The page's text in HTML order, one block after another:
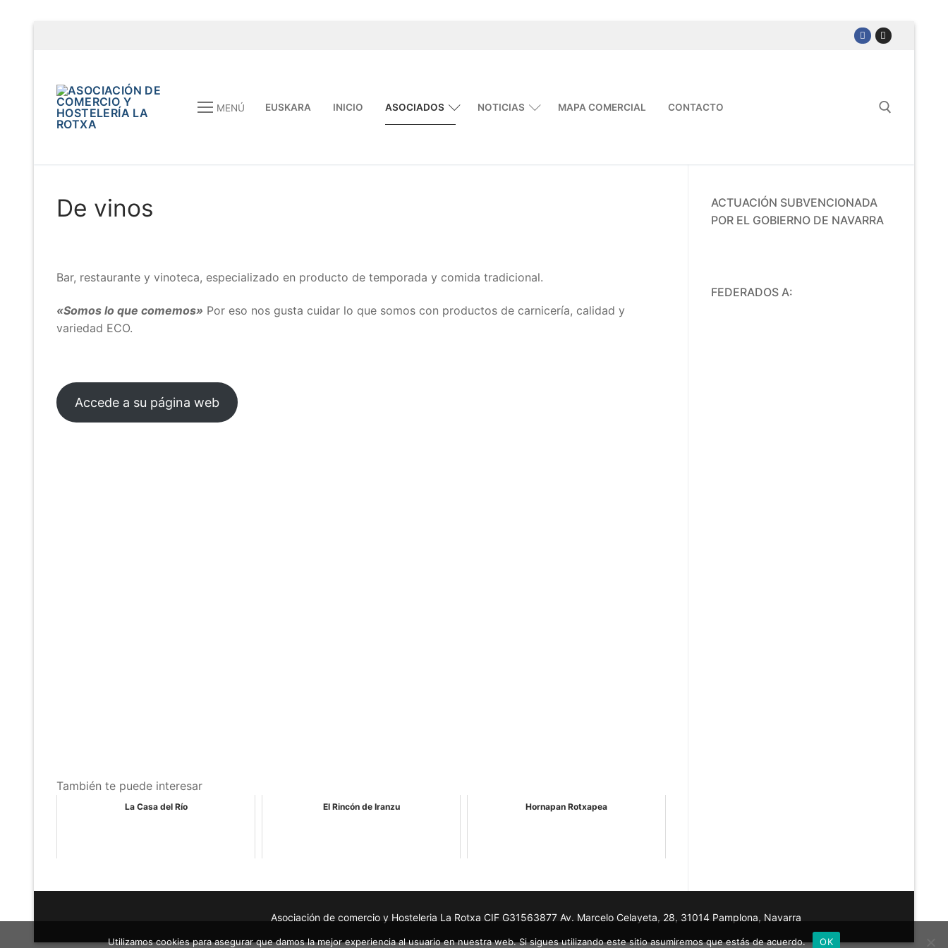
MENÚ EUSKARA INICIO ASOCIADOS NOTICIAS MAPA COMERCIAL CONTACTO
De vinos
Bar, restaurante y vinoteca, especializado en producto de temporada y comida tradicional.
«Somos lo que comemos» Por eso nos gusta cuidar lo que somos con productos de carnicería, calidad y
variedad ECO.
Accede a su página web
También te puede interesar
La Casa del Río El Rincón de Iranzu Hornapan Rotxapea
ACTUACIÓN SUBVENCIONADA
POR EL GOBIERNO DE NAVARRA
FEDERADOS A:
Asociación de comercio y Hosteleria La Rotxa CIF G31563877 Av. Marcelo Celayeta, 28, 31014 Pamplona, Navarra
Utilizamos cookies para asegurar que damos la mejor experiencia al usuario en nuestra web. Si sigues utilizando este sitio asumiremos que estás de acuerdo. OK